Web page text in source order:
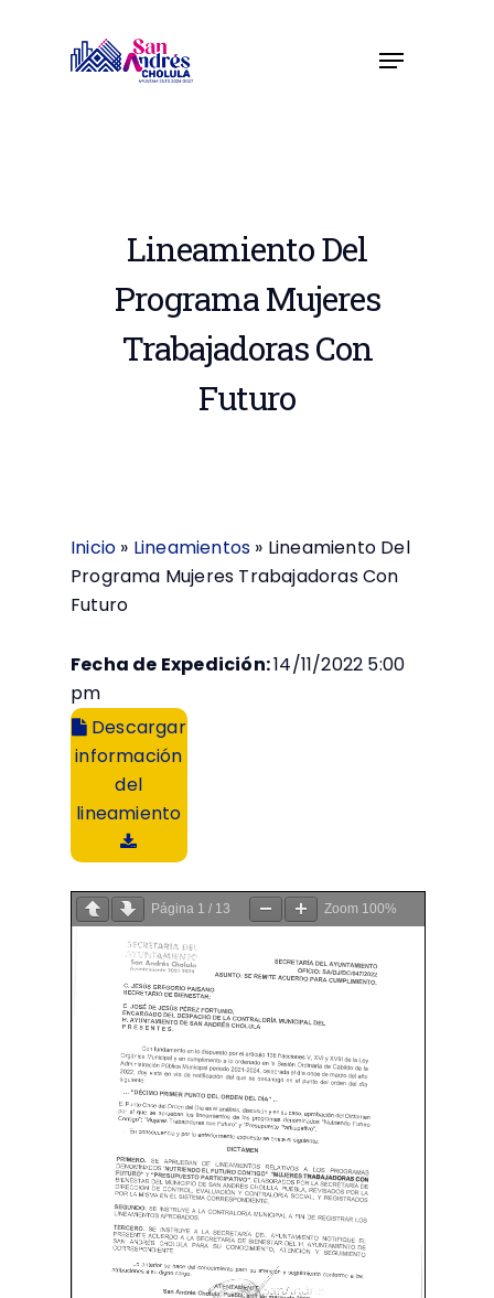
Menu
Lineamiento Del
Programa Mujeres
Trabajadoras Con
Futuro
Inicio » Lineamientos » Lineamiento Del
Programa Mujeres Trabajadoras Con
Futuro
Fecha de Expedición:14/11/2022 5:00
pm
Descargar
información
del
lineamiento
Página 1 / 13 Zoom 100%